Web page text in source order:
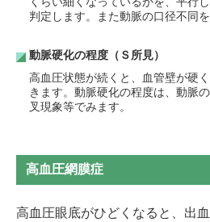
判定します。また動脈の口径不同を
動脈硬化の程度（Ｓ所見）
高血圧状態が続くと、血管壁が硬
きます。動脈硬化の程度は、動脈
叉現象等でみます。
高血圧網膜症
高血圧眼底がひどくなると、出